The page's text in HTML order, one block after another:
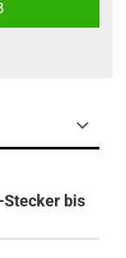
Stecker bis